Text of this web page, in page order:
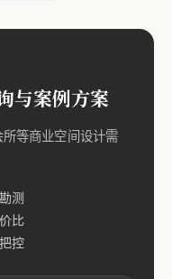
与案例方案
等商业空间设计需
测
比
控